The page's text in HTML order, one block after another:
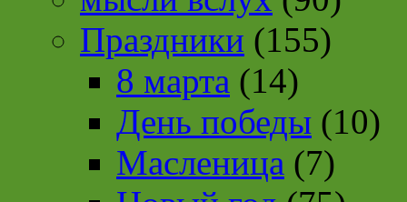
Праздники (155)
8 марта (14)
День победы (10)
Масленица (7)